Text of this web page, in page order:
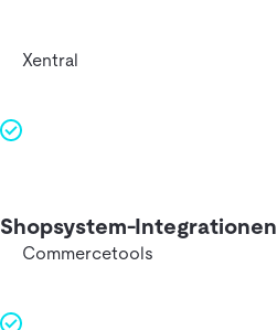
Xentral
Shopsystem-Integrationen
Commercetools